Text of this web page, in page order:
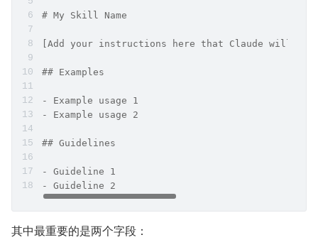
# My Skill Name
[Add your instructions here that Claude will
## Examples
- Example usage 1
- Example usage 2
## Guidelines
- Guideline 1
- Guideline 2
其中最重要的是两个字段：